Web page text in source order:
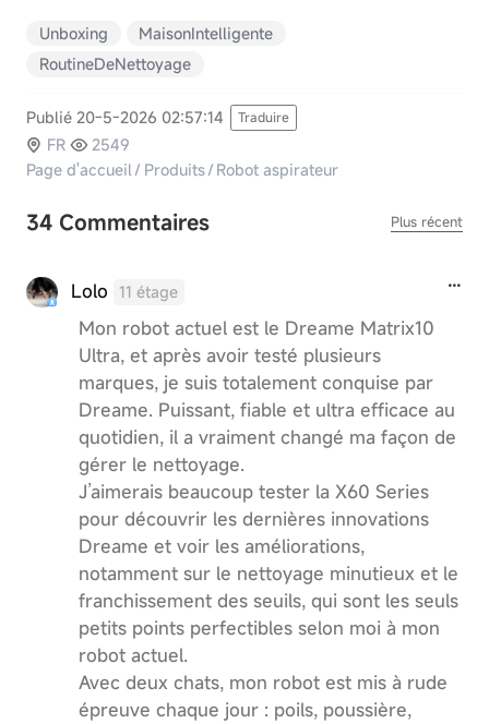
Unboxing
MaisonIntelligente
RoutineDeNettoyage
Publié 20-5-2026 02:57:14 Traduire
FR
2549
Page d'accueil/ Produits/ Robot aspirateur
34 Commentaires Plus récent
Lolo 11 étage
Mon robot actuel est le Dreame Matrix10
Ultra, et après avoir testé plusieurs
marques, je suis totalement conquise par
Dreame. Puissant, fiable et ultra efficace au
quotidien, il a vraiment changé ma façon de
gérer le nettoyage.
J’aimerais beaucoup tester la X60 Series
pour découvrir les dernières innovations
Dreame et voir les améliorations,
notamment sur le nettoyage minutieux et le
franchissement des seuils, qui sont les seuls
petits points perfectibles selon moi à mon
robot actuel.
Avec deux chats, mon robot est mis à rude
épreuve chaque jour : poils, poussière,